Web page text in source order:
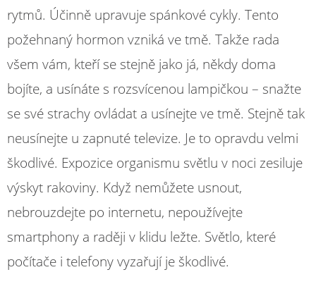
rytmů. Účinně upravuje spánkové cykly. Tento
požehnaný hormon vzniká ve tmě. Takže rada
všem vám, kteří se stejně jako já, někdy doma
bojíte, a usínáte s rozsvícenou lampičkou – snažte
se své strachy ovládat a usínejte ve tmě. Stejně tak
neusínejte u zapnuté televize. Je to opravdu velmi
škodlivé. Expozice organismu světlu v noci zesiluje
výskyt rakoviny. Když nemůžete usnout,
nebrouzdejte po internetu, nepoužívejte
smartphony a raději v klidu ležte. Světlo, které
počítače i telefony vyzařují je škodlivé.